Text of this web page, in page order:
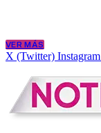
VER MÁS
X (Twitter) Instagram